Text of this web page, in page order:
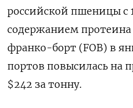
российской пшеницы
содержанием протеина
франко-борт (FOB) в
портов повысилась на
$242 за тонну.